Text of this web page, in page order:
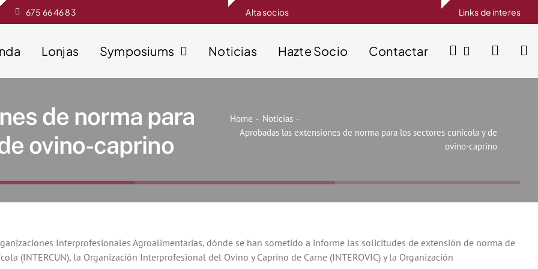
675 66 46 83 Alta socios Links de interes
Lonjas Symposiums Noticias Hazte Socio Contactar
de norma para
ovino-caprino
Home
Noticias
Aprobadas las extensiones de norma para los sectores cunícola y de
ovino-caprino
Interprofesionales Agroalimentarias, dónde se han sometido a informe las solicitudes de extensión de norma de
(INTERCUN), la Organización Interprofesional del Ovino y Caprino de Carne (INTEROVIC) y la Organización